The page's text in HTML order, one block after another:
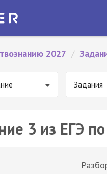
2027 /
Задания
3 из ЕГЭ